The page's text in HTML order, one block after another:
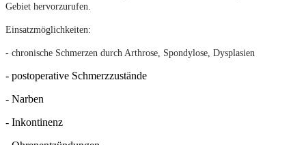
Gebiet hervorzurufen.
Einsatzmöglichkeiten:
- chronische Schmerzen durch Arthrose, Spondylose, Dysplasien
- postoperative Schmerzzustände
- Narben
- Inkontinenz